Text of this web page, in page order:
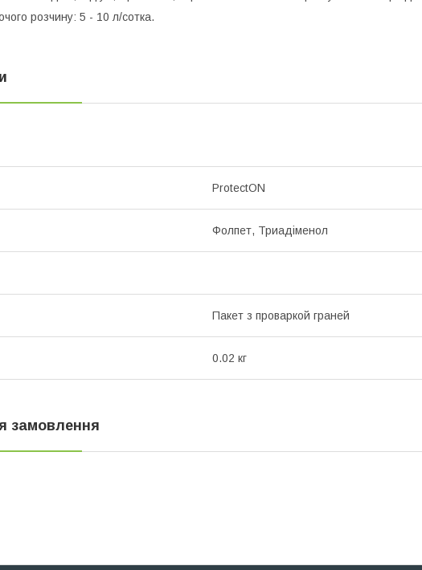
розчину: 5 - 10 л/сотка.
ProtectON
Фолпет, Триадіменол
Пакет з проваркой граней
0.02 кг
замовлення